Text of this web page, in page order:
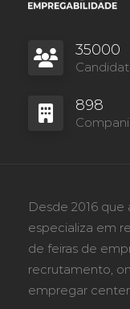
35000
898
Desde 2016
especializa em
de feiras de
recrutamento,
empregar